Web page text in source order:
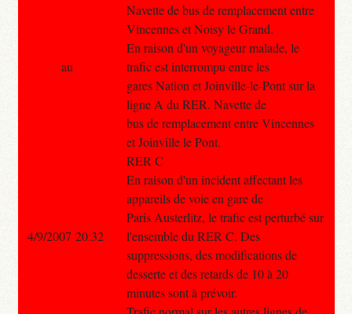
Navette de bus de remplacement entre
Vincennes et Noisy le Grand.
En raison d'un voyageur malade, le
trafic est interrompu entre les
gares Nation et Joinville-le-Pont sur la
ligne A du RER. Navette de
bus de remplacement entre Vincennes
et Joinville le Pont.
RER C
En raison d'un incident affectant les
appareils de voie en gare de
Paris Austerlitz, le trafic est perturbé sur
l'ensemble du RER C. Des
suppressions, des modifications de
desserte et des retards de 10 à 20
minutes sont à prévoir.
au
4/9/2007 20:32